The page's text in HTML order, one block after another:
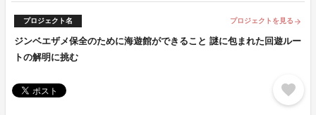
プロジェクト名 プロジェクトを見る arrow_forward
ジンベエザメ保全のために海遊館ができること 謎に包まれた回遊ルー
トの解明に挑む
favorite